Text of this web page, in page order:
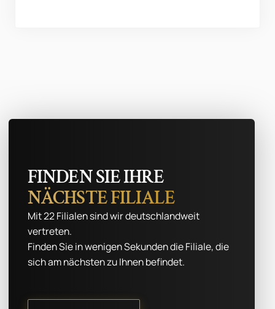
FINDEN SIE IHRE
NÄCHSTE FILIALE
Mit 22 Filialen sind wir deutschlandweit
vertreten.
Finden Sie in wenigen Sekunden die Filiale, die
sich am nächsten zu Ihnen befindet.